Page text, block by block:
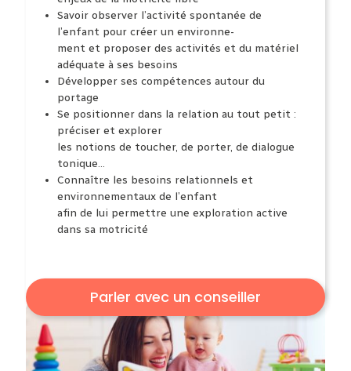
Savoir observer l’activité spontanée de
l’enfant pour créer un environne-
ment et proposer des activités et du matériel
adéquate à ses besoins
Développer ses compétences autour du
portage
Se positionner dans la relation au tout petit :
préciser et explorer
les notions de toucher, de porter, de dialogue
tonique...
Connaître les besoins relationnels et
environnementaux de l’enfant
afin de lui permettre une exploration active
dans sa motricité
Parler avec un conseiller